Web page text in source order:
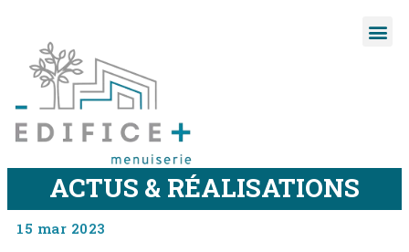
ACTUS & RÉALISATIONS
15 mar 2023